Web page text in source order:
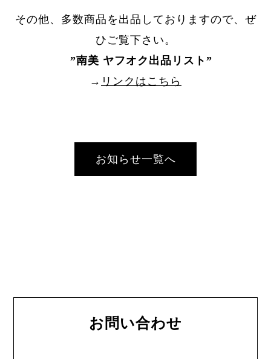
その他、多数商品を出品しておりますので、ぜ
ひご覧下さい。
”南美 ヤフオク出品リスト ”
→ リンクはこちら
お知らせ一覧へ
お問い合わせ